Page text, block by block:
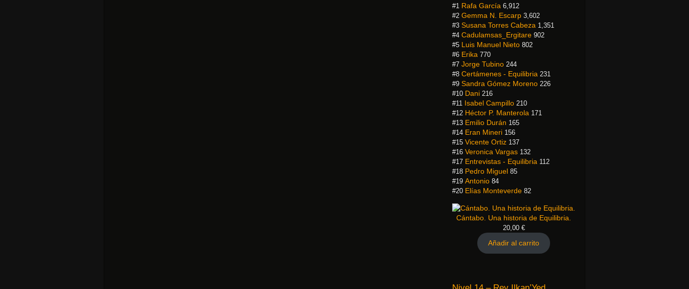
#1 Rafa García 6,912
#2 Gemma N. Escarp 3,602
#3 Susana Torres Cabeza 1,351
#4 Cadulamsas_Ergitare 902
#5 Luis Manuel Nieto 802
#6 Erika 770
#7 Jorge Tubino 244
#8 Certámenes - Equilibria 231
#9 Sandra Gómez Moreno 226
#10 Dani 216
#11 Isabel Campillo 210
#12 Héctor P. Manterola 171
#13 Emilio Durán 165
#14 Eran Mineri 156
#15 Vicente Ortiz 137
#16 Veronica Vargas 132
#17 Entrevistas - Equilibria 112
#18 Pedro Miguel 85
#19 Antonio 84
#20 Elías Monteverde 82
Cántabo. Una historia de Equilibria.
20,00 €
Añadir al carrito